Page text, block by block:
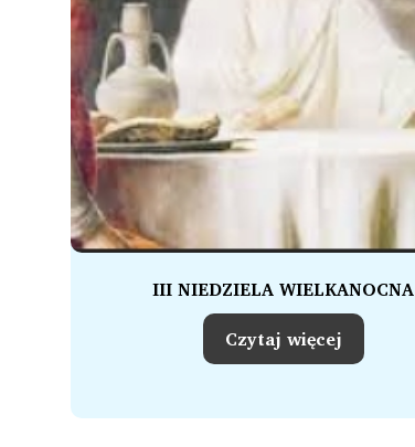
III NIEDZIELA WIELKANOCNA
Czytaj więcej